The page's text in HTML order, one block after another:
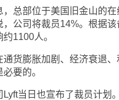
，总部位于美国旧金山的
，公司将裁员14%。根据
1100人。
通货膨胀加剧、经济衰退
要的。
Lyft当日也宣布了裁员计划